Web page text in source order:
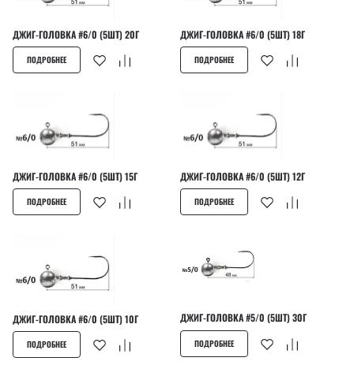
ДЖИГ-ГОЛОВКА #6/0 (5ШТ) 20Г
ПОДРОБНЕЕ
ДЖИГ-ГОЛОВКА #6/0 (5ШТ) 18Г
ПОДРОБНЕЕ
ДЖИГ-ГОЛОВКА #6/0 (5ШТ) 15Г
ПОДРОБНЕЕ
ДЖИГ-ГОЛОВКА #6/0 (5ШТ) 12Г
ПОДРОБНЕЕ
ДЖИГ-ГОЛОВКА #6/0 (5ШТ) 10Г
ПОДРОБНЕЕ
ДЖИГ-ГОЛОВКА #5/0 (5ШТ) 30Г
ПОДРОБНЕЕ